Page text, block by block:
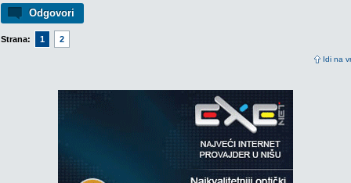
Odgovori
Strana: 1 2
Idi na